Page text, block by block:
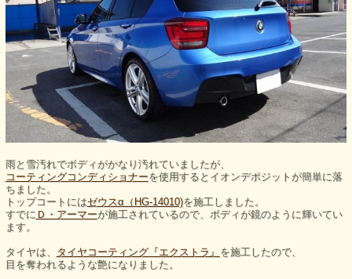
雨と雪汚れでボディがかなり汚れていましたが、
コーティングコンディショナーを使用するとイオンデポジットが簡単に落
ちました。
トップコートにはゼウスα（HG-14010)を施工しました。
すでに Ｄ・アーマーが施工されているので、ボディが鏡のように輝いてい
ます。
タイヤは、 タイヤコーティング『エクストラ』 を施工したので、
目を奪われるような艶になりました。